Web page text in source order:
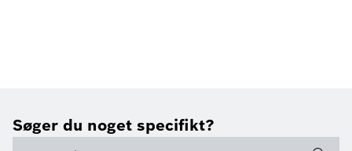
Søger du noget specifikt?